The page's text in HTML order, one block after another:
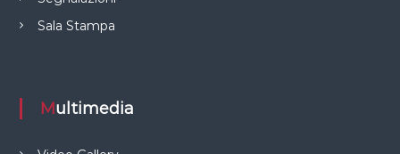
Sala Stampa
Multimedia